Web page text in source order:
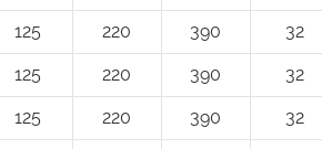
125 220 390 32
125 220 390 32
125 220 390 32